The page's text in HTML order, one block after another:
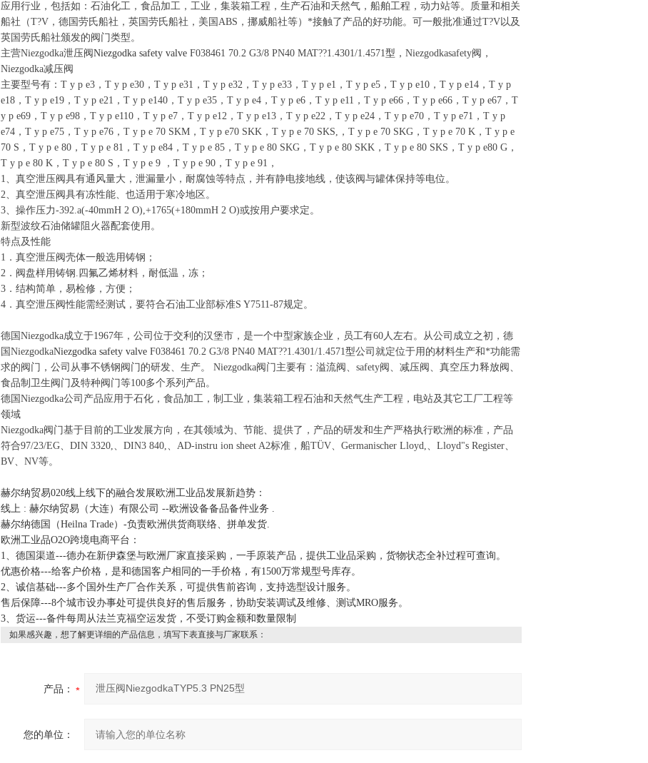
应用行业，包括如：石油化工，食品加工，工业，集装箱工程，生产石油和天然气，船舶工程，动力站等。质量和相关
船社（T?V，德国劳氏船社，英国劳氏船社，美国ABS，挪威船社等）*接触了产品的好功能。可一般批准通过T?V以及
英国劳氏船社颁发的阀门类型。
主营Niezgodka泄压阀Niezgodka safety valve F038461 70.2 G3/8 PN40 MAT??1.4301/1.4571型 ，Niezgodkasafety阀，
Niezgodka减压阀
主要型号有：T y p e3，T y p e30，T y p e31，T y p e32，T y p e33，T y p e1，T y p e5，T y p e10，T y p e14，T y p
e18，T y p e19，T y p e21，T y p e140，T y p e35，T y p e4，T y p e6，T y p e11，T y p e66，T y p e66，T y p e67，T
y p e69，T y p e98，T y p e110，T y p e7，T y p e12，T y p e13，T y p e22，T y p e24，T y p e70，T y p e71，T y p
e74，T y p e75，T y p e76，T y p e 70 SKM，T y p e70 SKK，T y p e 70 SKS,，T y p e 70 SKG，T y p e 70 K，T y p e
70 S，T y p e 80，T y p e 81，T y p e84，T y p e 85，T y p e 80 SKG，T y p e 80 SKK，T y p e 80 SKS，T y p e80 G，
T y p e 80 K，T y p e 80 S，T y p e 9 ，T y p e 90，T y p e 91，
1、真空泄压阀具有通风量大，泄漏量小，耐腐蚀等特点，并有静电接地线，使该阀与罐体保持等电位。
2、真空泄压阀具有冻性能、也适用于寒冷地区。
3、操作压力-392.a(-40mmH 2 O),+1765(+180mmH 2 O)或按用户要求定。
新型波纹石油储罐阻火器配套使用。
特点及性能
1．真空泄压阀壳体一般选用铸钢；
2．阀盘样用铸钢.四氟乙烯材料，耐低温，冻；
3．结构简单，易检修，方便；
4．真空泄压阀性能需经测试，要符合石油工业部标准S Y7511-87规定。
德国Niezgodka成立于1967年，公司位于交利的汉堡市，是一个中型家族企业，员工有60人左右。从公司成立之初，德
国NiezgodkaNiezgodka safety valve F038461 70.2 G3/8 PN40 MAT??1.4301/1.4571型公司就定位于用的材料生产和*功能需
求的阀门，公司从事不锈钢阀门的研发、生产。 Niezgodka阀门主要有：溢流阀、safety阀、减压阀、真空压力释放阀、
食品制卫生阀门及特种阀门等100多个系列产品。
德国Niezgodka公司产品应用于石化，食品加工，制工业，集装箱工程石油和天然气生产工程，电站及其它工厂工程等
领域
Niezgodka阀门基于目前的工业发展方向，在其领域为、节能、提供了，产品的研发和生产严格执行欧洲的标准，产品
符合97/23/EG、DIN 3320,、DIN3 840,、AD-instru ion sheet A2标准，船TÜV、Germanischer Lloyd,、Lloyd"s Register、
BV、NV等。
赫尔纳贸易020线上线下的融合发展欧洲工业品发展新趋势：
线上 : 赫尔纳贸易（大连）有限公司 --欧洲设备备品备件业务 .
赫尔纳德国（Heilna Trade）-负责欧洲供货商联络、拼单发货.
欧洲工业品O2O跨境电商平台：
1、德国渠道---德办在新伊森堡与欧洲厂家直接采购，一手原装产品，提供工业品采购，货物状态全补过程可查询。
优惠价格---给客户价格，是和德国客户相同的一手价格，有1500万常规型号库存。
2、诚信基础---多个国外生产厂合作关系，可提供售前咨询，支持选型设计服务。
售后保障---8个城市设办事处可提供良好的售后服务，协助安装调试及维修、测试MRO服务。
3、货运---备件每周从法兰克福空运发货，不受订购金额和数量限制
如果感兴趣，想了解更详细的产品信息，填写下表直接与厂家联系：
产品：
您的单位：